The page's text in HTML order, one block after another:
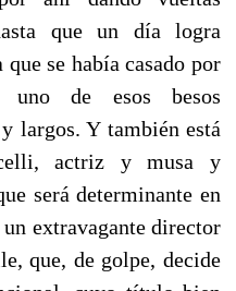
que un día logra
se había casado por
uno de esos besos
largos. Y también está
actriz y musa y
será determinante en
extravagante director
que, de golpe, decide